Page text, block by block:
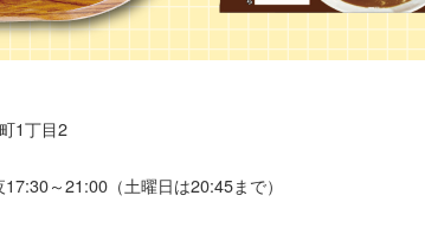
1丁目2
～21:00（土曜日は20:45まで）